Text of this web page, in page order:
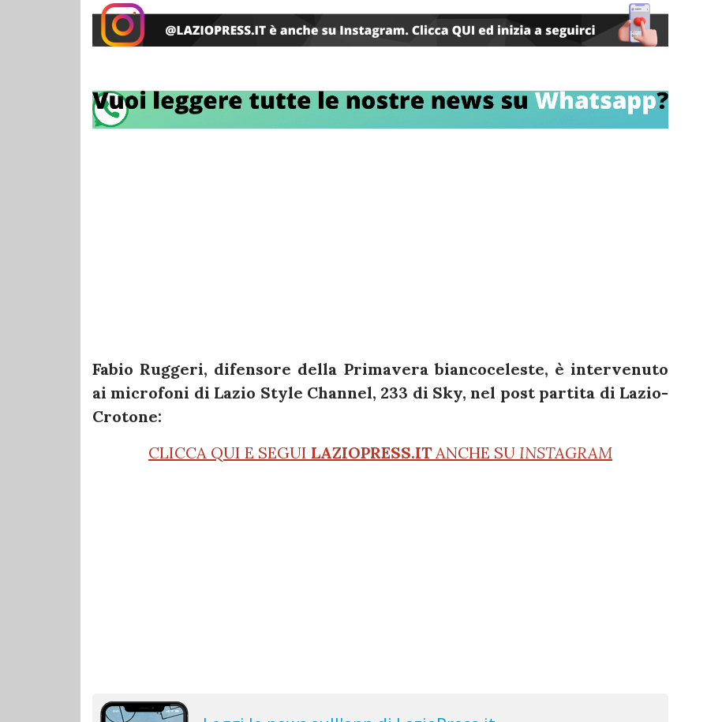
Fabio Ruggeri, difensore della Primavera biancoceleste, è intervenuto
ai microfoni di Lazio Style Channel, 233 di Sky, nel post partita di Lazio-
Crotone:
CLICCA QUI E SEGUI LAZIOPRESS.IT ANCHE SU INSTAGRAM